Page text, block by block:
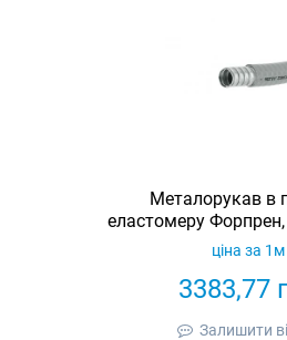
Металорукав в
еластомеру
3383,77
ціна за 1м
Залишити